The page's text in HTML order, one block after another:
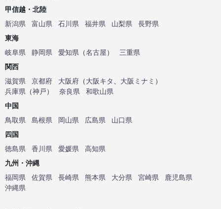
甲信越・北陸
新潟県
富山県 石川県 福井県 山梨県
長野県
東海
岐阜県
静岡県 愛知県 （名古屋）
三重県
関西
滋賀県
京都府 大阪府 （大阪キタ 大阪ミナミ ）
兵庫県 （神戸） 奈良県
和歌山県
中国
鳥取県
島根県 岡山県 広島県
山口県
四国
徳島県
香川県 愛媛県
高知県
九州・沖縄
福岡県
佐賀県 長崎県 熊本県 大分県 宮崎県
鹿児島県
沖縄県